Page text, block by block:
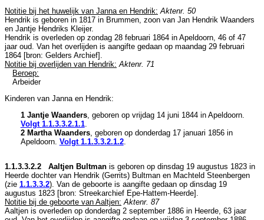
Notitie bij het huwelijk van Janna en Hendrik: Aktenr. 50
Hendrik is geboren in 1817 in Brummen , zoon van Jan Hendrik Waanders
en Jantje Hendriks Kleijer.
Hendrik is overleden op zondag 28 februari 1864 in Apeldoorn , 46 of 47
jaar oud. Van het overlijden is aangifte gedaan op maandag 29 februari
1864 [bron: Gelders Archief].
Notitie bij overlijden van Hendrik: Aktenr. 71
Beroep:
Arbeider
Kinderen van Janna en Hendrik:
1 Jantje Waanders, geboren op vrijdag 14 juni 1844 in Apeldoorn.
Volgt 1.1.3.3.2.1.1.
2 Martha Waanders, geboren op donderdag 17 januari 1856 in
Apeldoorn. Volgt 1.1.3.3.2.1.2.
1.1.3.3.2.2 Aaltjen Bultman is geboren op dinsdag 19 augustus 1823 in
Heerde dochter van Hendrik (Gerrits) Bultman en Machteld Steenbergen
(zie 1.1.3.3.2). Van de geboorte is aangifte gedaan op dinsdag 19
augustus 1823 [bron: Streekarchief Epe-Hattem-Heerde].
Notitie bij de geboorte van Aaltjen: Aktenr. 87
Aaltjen is overleden op donderdag 2 september 1886 in Heerde, 63 jaar